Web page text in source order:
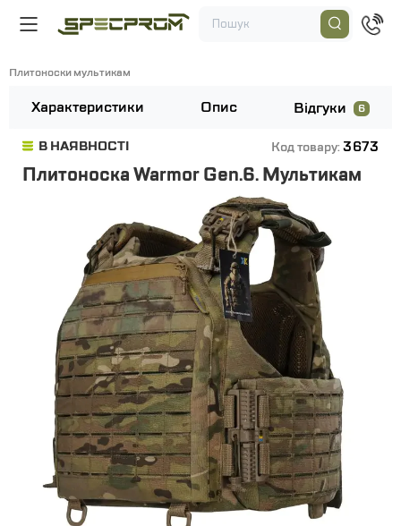
Плитоноски мультикам
Характеристики Опис Відгуки 6
В НАЯВНОСТІ Код товару:3673
Плитоноска Warmor Gen.6. Мультикам